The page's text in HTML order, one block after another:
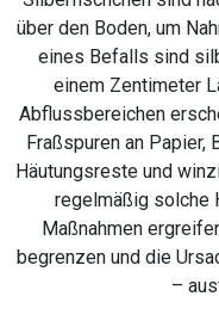
über den Boden, um
eines Befalls sind
einem Zentimeter
Abflussbereichen
Fraßspuren an Papier,
Häutungsreste und
regelmäßig solche
Maßnahmen
begrenzen und die
–